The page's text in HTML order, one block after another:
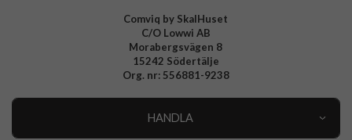
Comviq by SkalHuset
C/O Lowwi AB
Morabergsvägen 8
15242 Södertälje
Org. nr: 556881-9238
HANDLA